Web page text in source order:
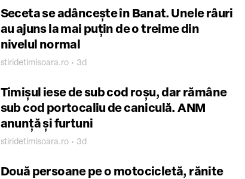
Seceta se adâncește în Banat. Unele râuri
au ajuns la mai puțin de o treime din
nivelul normal
stiridetimisoara.ro • 3d
Timișul iese de sub cod roșu, dar rămâne
sub cod portocaliu de caniculă. ANM
anunță și furtuni
stiridetimisoara.ro • 3d
Două persoane pe o motocicletă, rănite